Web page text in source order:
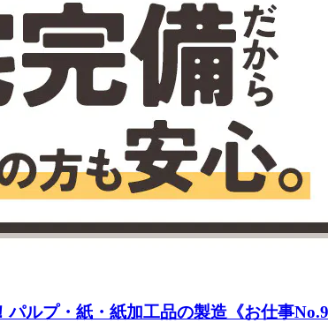
ルプ・紙・紙加工品の製造《お仕事